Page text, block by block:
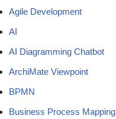
Agile Development
AI
AI Diagramming Chatbot
ArchiMate Viewpoint
BPMN
Business Process Mapping